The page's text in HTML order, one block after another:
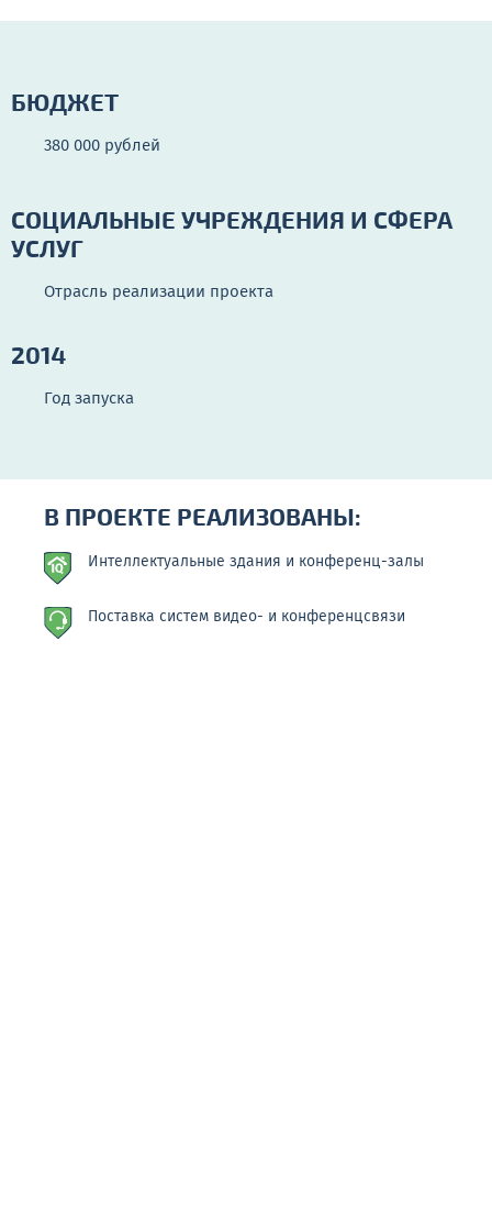
БЮДЖЕТ
380 000 рублей
СОЦИАЛЬНЫЕ УЧРЕЖДЕНИЯ И СФЕРА
УСЛУГ
Отрасль реализации проекта
2014
Год запуска
В ПРОЕКТЕ РЕАЛИЗОВАНЫ:
Интеллектуальные здания и конференц-залы
Поставка систем видео- и конференцсвязи